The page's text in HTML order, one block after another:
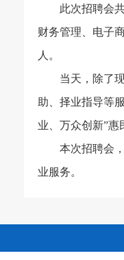
此次招聘会共
财务管理、电子
人。
当天，除了
助、择业指导等
业、万众创新”惠
本次招聘会
业服务。